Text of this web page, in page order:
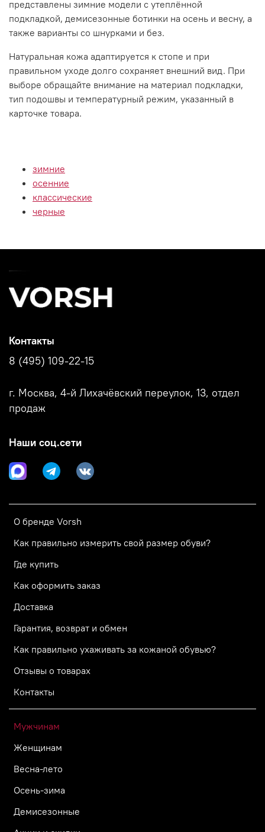
представлены зимние модели с утеплённой
подкладкой, демисезонные ботинки на осень и весну, а
также варианты со шнурками и без.
Натуральная кожа адаптируется к стопе и при
правильном уходе долго сохраняет внешний вид. При
выборе обращайте внимание на материал подкладки,
тип подошвы и температурный режим, указанный в
карточке товара.
зимние
осенние
классические
черные
О бренде Vorsh
Как правильно измерить свой размер обуви?
Где купить
Как оформить заказ
Доставка
Гарантия, возврат и обмен
Как правильно ухаживать за кожаной обувью?
Отзывы о товарах
Контакты
Мужчинам
Женщинам
Весна-лето
Осень-зима
Демисезонные
Контакты
8 (495) 109-22-15
г. Москва, 4-й Лихачёвский переулок, 13, отдел
продаж
Наши соц.сети